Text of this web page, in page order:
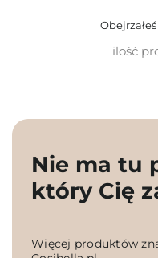
ilość
Nie ma tu
który Cię
Więcej produktów